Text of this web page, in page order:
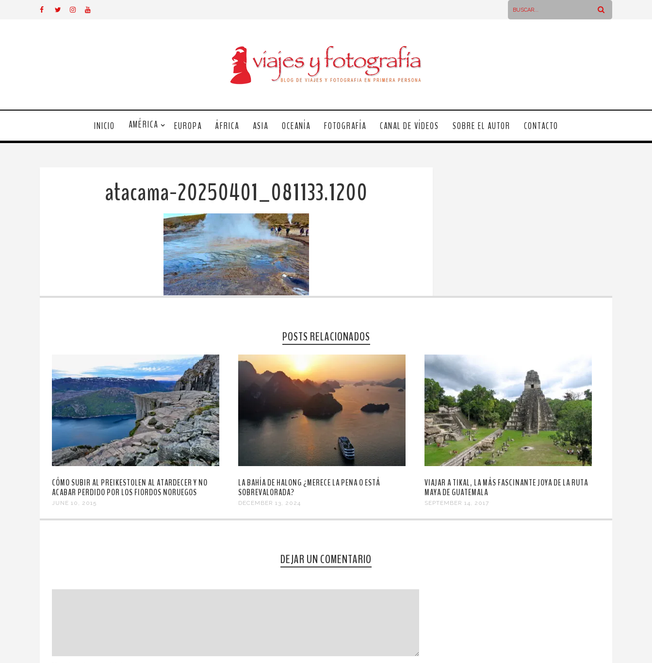
INICIO AMÉRICA EUROPA ÁFRICA ASIA OCEANÍA FOTOGRAFÍA CANAL DE VÍDEOS SOBRE EL AUTOR CONTACTO
atacama-20250401_081133.1200
POSTS RELACIONADOS
CÓMO SUBIR AL PREIKESTOLEN AL ATARDECER Y NO
ACABAR PERDIDO POR LOS FIORDOS NORUEGOS
JUNE 10, 2015
LA BAHÍA DE HALONG ¿MERECE LA PENA O ESTÁ
SOBREVALORADA?
DECEMBER 13, 2024
VIAJAR A TIKAL, LA MÁS FASCINANTE JOYA DE LA RUTA
MAYA DE GUATEMALA
SEPTEMBER 14, 2017
DEJAR UN COMENTARIO